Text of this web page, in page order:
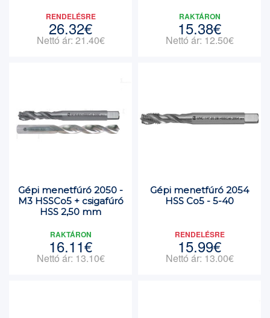
RENDELÉSRE
26.32€
Nettó ár: 21.40€
RAKTÁRON
15.38€
Nettó ár: 12.50€
Gépi menetfúró 2050 -
M3 HSSCo5 + csigafúró
HSS 2,50 mm
RAKTÁRON
16.11€
Nettó ár: 13.10€
Gépi menetfúró 2054
HSS Co5 - 5-40
RENDELÉSRE
15.99€
Nettó ár: 13.00€